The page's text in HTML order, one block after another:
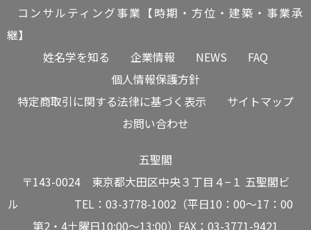
コンサルティング事業【時期・方位・建築・事業承
継】
姓名学を知る
企業情報 NEWS
FAQ
個人情報保護方針
特定商取引に関する法律に基づく表示
サイトマップ
お問い合わせ
五聖閣
〒143-0024 東京都大田区中央３丁目４−１ 五聖閣ビ
ル TEL：03-3778-1002（平日10：00～17：00
第2・4土曜日10:00～13:00）FAX：03-3771-9421